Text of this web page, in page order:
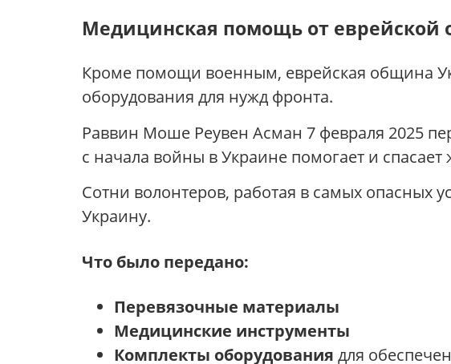
Медицинская помощь от
Кроме помощи военным, еврейская община
оборудования для нужд фронта.
Раввин Моше Реувен Асман 7 февраля 2025
с начала войны в Украине помогает и
Сотни волонтеров, работая в самых опасных
Украину.
Что было передано:
Перевязочные материалы
Медицинские инструменты
Комплекты оборудования для